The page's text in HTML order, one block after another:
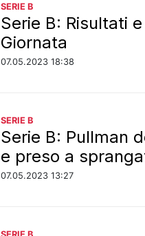
SERIE B
Serie B: Risultati
Giornata
07.05.2023 18:38
SERIE B
Serie B: Pullman
e preso a
07.05.2023 13:27